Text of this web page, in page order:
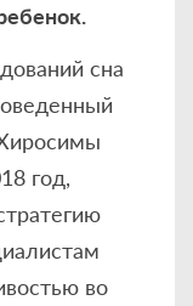
сна
год,
во